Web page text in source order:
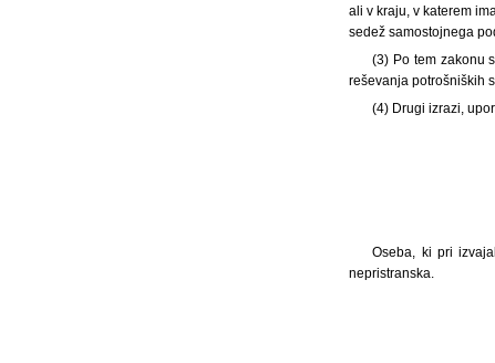
ali v kraju, v katerem
sedež samostojnega
(3) Po tem zakonu
reševanja potrošniških
(4) Drugi izrazi,
Oseba, ki pri
nepristranska.